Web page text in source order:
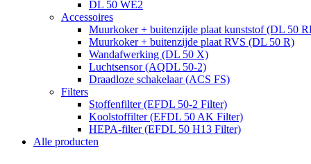
DL 50 WE2
Accessoires
Muurkoker + buitenzijde plaat kunststof (DL 50
Muurkoker + buitenzijde plaat RVS (DL 50 R)
Wandafwerking (DL 50 X)
Luchtsensor (AQDL 50-2)
Draadloze schakelaar (ACS FS)
Filters
Stoffenfilter (EFDL 50-2 Filter)
Koolstoffilter (EFDL 50 AK Filter)
HEPA-filter (EFDL 50 H13 Filter)
Alle producten